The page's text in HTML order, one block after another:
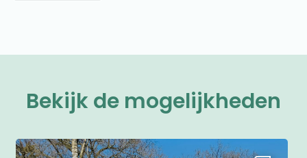
Bekijk de mogelijkheden